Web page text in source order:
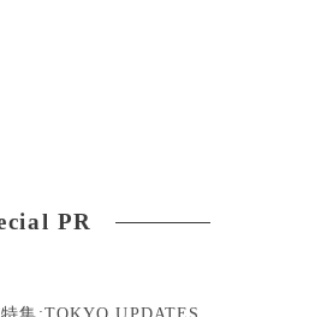
PR
集:TOKYO UPDATES